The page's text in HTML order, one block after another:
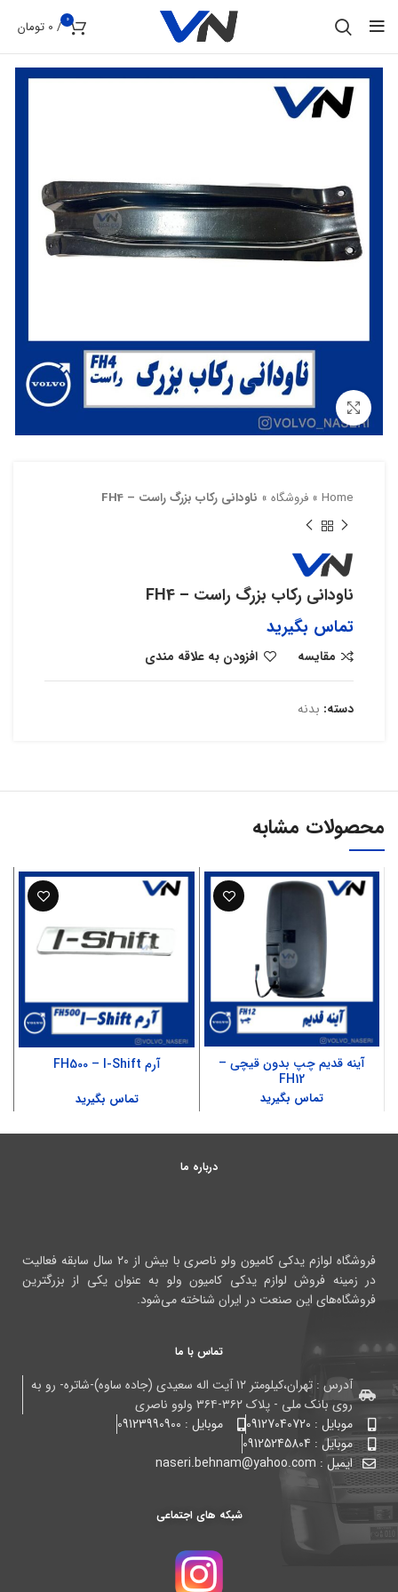
0
/
0 تومان
بزرگنمایی تصویر
Home
» فروشگاه » ناودانی رکاب بزرگ راست – FH4
ناودانی رکاب بزرگ راست – FH4
تماس بگیرید
مقایسه افزودن به علاقه مندی
دسته: بدنه
محصولات مشابه
آینه قدیم چپ بدون قیچی –
FH12
تماس بگیرید
آرم FH500 – I-Shift
تماس بگیرید
درباره ما
فروشگاه لوازم یدکی کامیون ولو ناصری با بیش از ۲۰ سال سابقه فعالیت
در زمینه فروش لوازم یدکی کامیون ولو به عنوان یکی از بزرگترین
فروشگاه‌های این صنعت در ایران شناخته می‌شود.
تماس با ما
آدرس : تهران،کیلومتر ۱۲ آیت اله سعیدی (جاده ساوه)-شاتره- رو به
روی بانک ملی - پلاک ۳۶۲-۳۶۴ ولوو ناصری
موبایل : 09127040720
موبایل : 09123990900
موبایل : 09125245804
ایمیل : naseri.behnam@yahoo.com
شبکه های اجتماعی